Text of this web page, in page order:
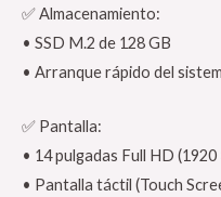
✅ Almacenamiento:
• SSD M.2 de 128 GB
• Arranque rápido del
✅ Pantalla:
• 14 pulgadas Full HD (1920
• Pantalla táctil (Touch